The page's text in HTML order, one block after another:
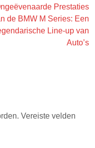
Prestaties
de BMW M Series: Een
Line-up van
Auto’s
Vereiste velden